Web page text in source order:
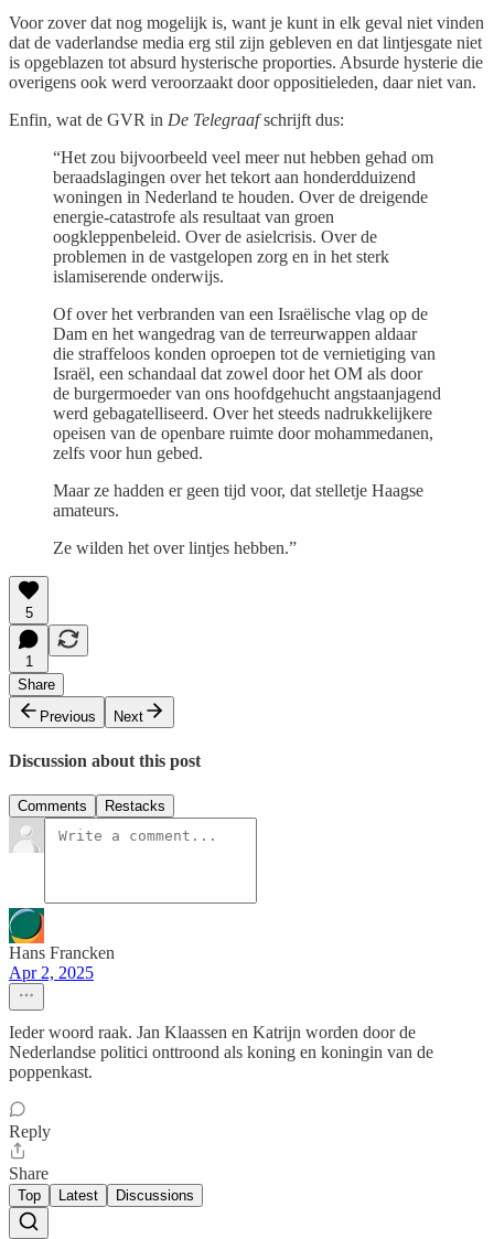
Voor zover dat nog mogelijk is, want je kunt in elk geval niet vinden
dat de vaderlandse media erg stil zijn gebleven en dat lintjesgate niet
is opgeblazen tot absurd hysterische proporties. Absurde hysterie die
overigens ook werd veroorzaakt door oppositieleden, daar niet van.
Enfin, wat de GVR in De Telegraafschrijft dus:
“Het zou bijvoorbeeld veel meer nut hebben gehad om
beraadslagingen over het tekort aan honderdduizend
woningen in Nederland te houden. Over de dreigende
energie-catastrofe als resultaat van groen
oogkleppenbeleid. Over de asielcrisis. Over de
problemen in de vastgelopen zorg en in het sterk
islamiserende onderwijs.
Of over het verbranden van een Israëlische vlag op de
Dam en het wangedrag van de terreurwappen aldaar
die straffeloos konden oproepen tot de vernietiging van
Israël, een schandaal dat zowel door het OM als door
de burgermoeder van ons hoofdgehucht angstaanjagend
werd gebagatelliseerd. Over het steeds nadrukkelijkere
opeisen van de openbare ruimte door mohammedanen,
zelfs voor hun gebed.
Maar ze hadden er geen tijd voor, dat stelletje Haagse
amateurs.
Ze wilden het over lintjes hebben.”
5
1
Share
Previous
Next
Discussion about this post
Comments Restacks
Hans Francken
Apr 2, 2025
Ieder woord raak. Jan Klaassen en Katrijn worden door de
Nederlandse politici onttroond als koning en koningin van de
poppenkast.
Reply
Share
Top Latest Discussions